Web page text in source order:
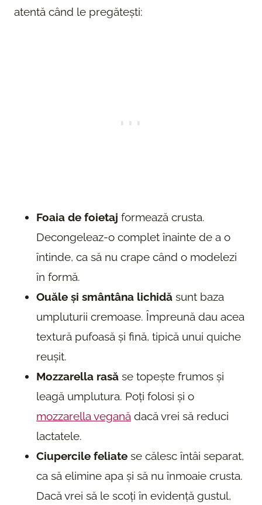
atentă când le pregătești:
Foaia de foietaj formează crusta.
Decongeleaz-o complet înainte de a o
întinde, ca să nu crape când o modelezi
în formă.
Ouăle și smântâna lichidă sunt baza
umpluturii cremoase. Împreună dau acea
textură pufoasă și fină, tipică unui quiche
reușit.
Mozzarella rasă se topește frumos și
leagă umplutura. Poți folosi și o
mozzarella vegană dacă vrei să reduci
lactatele.
Ciupercile feliate se călesc întâi separat,
ca să elimine apa și să nu înmoaie crusta.
Dacă vrei să le scoți în evidență gustul,